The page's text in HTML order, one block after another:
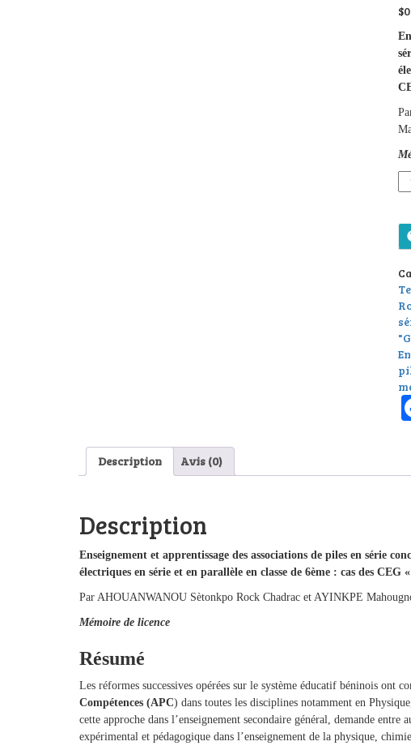
$
Description Avis (0)
Description
Enseignement et apprentissage des associations de piles en série
électriques en série et en parallèle en classe de 6ème : cas des CEG
Par AHOUANWANOU Sètonkpo Rock Chadrac et AYINKPE
Mémoire de licence
Résumé
Les réformes successives opérées sur le système éducatif béninois ont
Compétences (APC) dans toutes les disciplines notamment en
cette approche dans l’enseignement secondaire général, demande
expérimental et pédagogique dans l’enseignement de la physique,